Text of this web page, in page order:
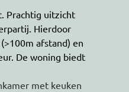
Prachtig uitzicht
Hierdoor
afstand) en
De woning biedt
met keuken